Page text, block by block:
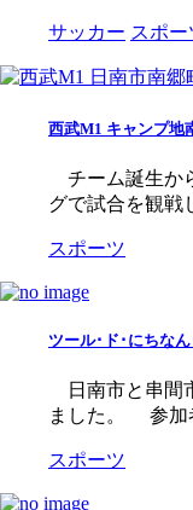
サッカー スポー
西武M1 キャンプ地
チーム誕生か
グで試合を観戦
スポーツ
ツール･ド･にちな
日南市と串間
ました。 参加
スポーツ